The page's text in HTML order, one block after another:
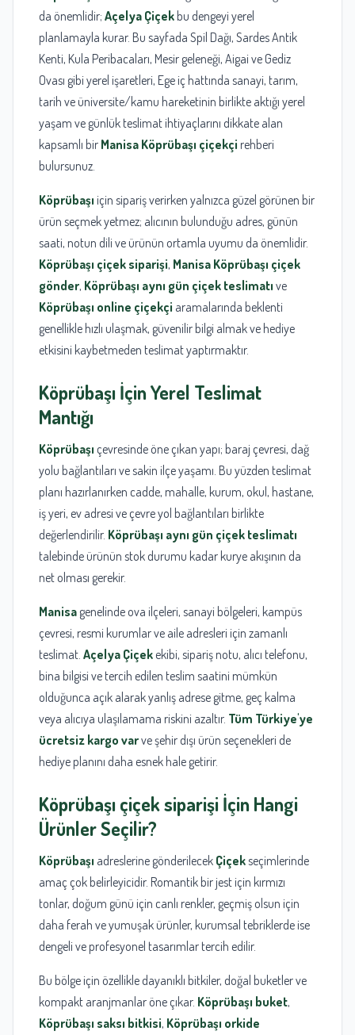
da önemlidir; Açelya Çiçek bu dengeyi yerel
planlamayla kurar. Bu sayfada Spil Dağı, Sardes Antik
Kenti, Kula Peribacaları, Mesir geleneği, Aigai ve Gediz
Ovası gibi yerel işaretleri, Ege iç hattında sanayi, tarım,
tarih ve üniversite/kamu hareketinin birlikte aktığı yerel
yaşam ve günlük teslimat ihtiyaçlarını dikkate alan
kapsamlı bir Manisa Köprübaşı çiçekçi rehberi
bulursunuz.
Köprübaşı için sipariş verirken yalnızca güzel görünen bir
ürün seçmek yetmez; alıcının bulunduğu adres, günün
saati, notun dili ve ürünün ortamla uyumu da önemlidir.
Köprübaşı çiçek siparişi, Manisa Köprübaşı çiçek
gönder, Köprübaşı aynı gün çiçek teslimatı ve
Köprübaşı online çiçekçi aramalarında beklenti
genellikle hızlı ulaşmak, güvenilir bilgi almak ve hediye
etkisini kaybetmeden teslimat yaptırmaktır.
Köprübaşı İçin Yerel Teslimat
Mantığı
Köprübaşı çevresinde öne çıkan yapı; baraj çevresi, dağ
yolu bağlantıları ve sakin ilçe yaşamı. Bu yüzden teslimat
planı hazırlanırken cadde, mahalle, kurum, okul, hastane,
iş yeri, ev adresi ve çevre yol bağlantıları birlikte
değerlendirilir. Köprübaşı aynı gün çiçek teslimatı
talebinde ürünün stok durumu kadar kurye akışının da
net olması gerekir.
Manisa genelinde ova ilçeleri, sanayi bölgeleri, kampüs
çevresi, resmi kurumlar ve aile adresleri için zamanlı
teslimat. Açelya Çiçek ekibi, sipariş notu, alıcı telefonu,
bina bilgisi ve tercih edilen teslim saatini mümkün
olduğunca açık alarak yanlış adrese gitme, geç kalma
veya alıcıya ulaşılamama riskini azaltır. Tüm Türkiye'ye
ücretsiz kargo varve şehir dışı ürün seçenekleri de
hediye planını daha esnek hale getirir.
Köprübaşı çiçek siparişi İçin Hangi
Ürünler Seçilir?
Köprübaşı adreslerine gönderilecek Çiçekseçimlerinde
amaç çok belirleyicidir. Romantik bir jest için kırmızı
tonlar, doğum günü için canlı renkler, geçmiş olsun için
daha ferah ve yumuşak ürünler, kurumsal tebriklerde ise
dengeli ve profesyonel tasarımlar tercih edilir.
Bu bölge için özellikle dayanıklı bitkiler, doğal buketler ve
kompakt aranjmanlar öne çıkar. Köprübaşı buket,
Köprübaşı saksı bitkisi, Köprübaşı orkide